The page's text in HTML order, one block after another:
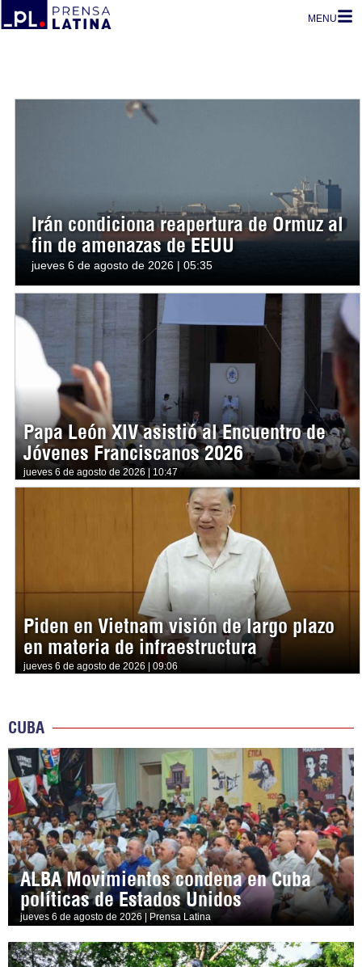
MENU
Irán condiciona reapertura de Ormuz al
fin de amenazas de EEUU
jueves 6 de agosto de 2026 | 05:35
Papa León XIV asistió al Encuentro de
Jóvenes Franciscanos 2026
jueves 6 de agosto de 2026 | 10:47
Piden en Vietnam visión de largo plazo
en materia de infraestructura
jueves 6 de agosto de 2026 | 09:06
CUBA
ALBA Movimientos condena en Cuba
políticas de Estados Unidos
jueves 6 de agosto de 2026 | Prensa Latina